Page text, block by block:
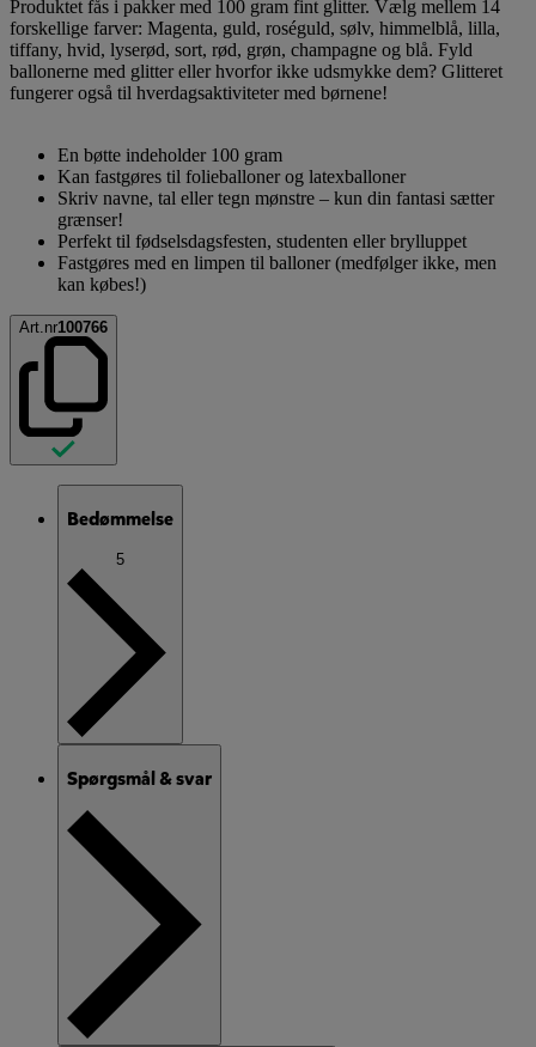
Produktet fås i pakker med 100 gram fint glitter. Vælg mellem 14
forskellige farver: Magenta, guld, roséguld, sølv, himmelblå, lilla,
tiffany, hvid, lyserød, sort, rød, grøn, champagne og blå. Fyld
ballonerne med glitter eller hvorfor ikke udsmykke dem? Glitteret
fungerer også til hverdagsaktiviteter med børnene!
En bøtte indeholder 100 gram
Kan fastgøres til folieballoner og latexballoner
Skriv navne, tal eller tegn mønstre – kun din fantasi sætter
grænser!
Perfekt til fødselsdagsfesten, studenten eller brylluppet
Fastgøres med en limpen til balloner (medfølger ikke, men
kan købes!)
Art.nr100766
Bedømmelse
5
Spørgsmål & svar